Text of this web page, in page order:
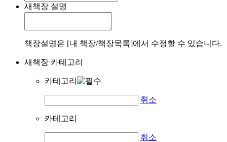
새책장 설명
책장설명은 [내 책장/책장목록]에서 수정할 수 있습니다.
새책장 카테고리
카테고리
취소
카테고리
취소